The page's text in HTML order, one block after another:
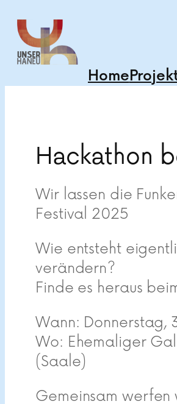
Inhalt
springen
Home
Hackathon
Wir lassen die
Festival 2025
Wie entsteht
verändern?
Finde es heraus
Wann: Donnerstag,
Wo: Ehemaliger
(Saale)
Gemeinsam werfen